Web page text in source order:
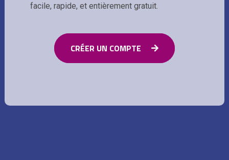
facile, rapide, et entièrement gratuit.
CRÉER UN COMPTE